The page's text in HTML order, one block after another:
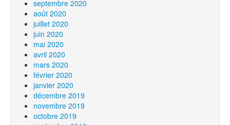
septembre 2020
août 2020
juillet 2020
juin 2020
mai 2020
avril 2020
mars 2020
février 2020
janvier 2020
décembre 2019
novembre 2019
octobre 2019